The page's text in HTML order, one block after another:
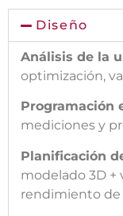
Diseño
Análisis de la
optimización,
Programación
mediciones y
Planificación
modelado 3D +
rendimiento de